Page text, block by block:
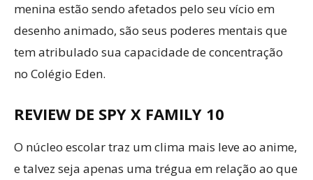
menina estão sendo afetados pelo seu vício em
desenho animado, são seus poderes mentais que
tem atribulado sua capacidade de concentração
no Colégio Eden.
REVIEW DE SPY X FAMILY 10
O núcleo escolar traz um clima mais leve ao anime,
e talvez seja apenas uma trégua em relação ao que